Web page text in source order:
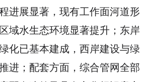
进展显著，现有工作面河道形
域水生态环境显著提升；东岸
化已基本建成，西岸建设与绿
进；配套方面，综合管网全部